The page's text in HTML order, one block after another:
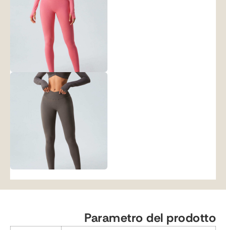
Parametro del prodotto